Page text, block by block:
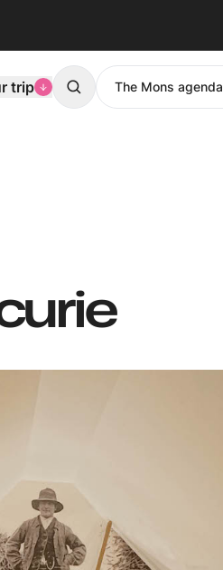
trip Search The Mons agenda